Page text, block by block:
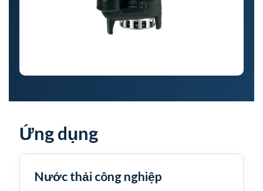
Ứng dụng
Nước thải công nghiệp